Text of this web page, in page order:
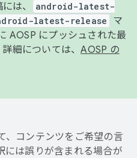
は、
android-latest-
latest-release
マ
AOSP にプッシュされた最
細については、AOSP の
、コンテンツをご希望の言
には誤りが含まれる場合が